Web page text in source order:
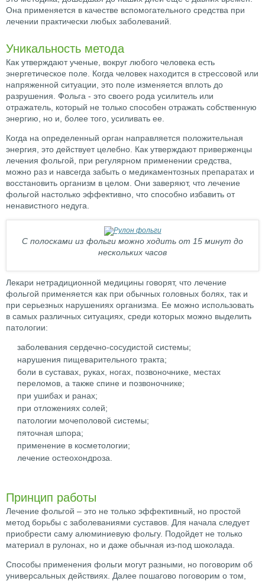
Она применяется в качестве вспомогательного средства при
лечении практически любых заболеваний.
Уникальность метода
Как утверждают ученые, вокруг любого человека есть
энергетическое поле. Когда человек находится в стрессовой или
напряженной ситуации, это поле изменяется вплоть до
разрушения. Фольга - это своего рода усилитель или
отражатель, который не только способен отражать собственную
энергию, но и, более того, усиливать ее.
Когда на определенный орган направляется положительная
энергия, это действует целебно. Как утверждают приверженцы
лечения фольгой, при регулярном применении средства,
можно раз и навсегда забыть о медикаментозных препаратах и
восстановить организм в целом. Они заверяют, что лечение
фольгой настолько эффективно, что способно избавить от
ненавистного недуга.
С полосками из фольги можно ходить от 15 минут до
нескольких часов
Лекари нетрадиционной медицины говорят, что лечение
фольгой применяется как при обычных головных болях, так и
при серьезных нарушениях организма. Ее можно использовать
в самых различных ситуациях, среди которых можно выделить
патологии:
заболевания сердечно-сосудистой системы;
нарушения пищеварительного тракта;
боли в суставах, руках, ногах, позвоночнике, местах
переломов, а также спине и позвоночнике;
при ушибах и ранах;
при отложениях солей;
патологии мочеполовой системы;
пяточная шпора;
применение в косметологии;
лечение остеохондроза.
Принцип работы
Лечение фольгой – это не только эффективный, но простой
метод борьбы с заболеваниями суставов. Для начала следует
приобрести саму алюминиевую фольгу. Подойдет не только
материал в рулонах, но и даже обычная из-под шоколада.
Способы применения фольги могут разными, но поговорим об
универсальных действиях. Далее пошагово поговорим о том,